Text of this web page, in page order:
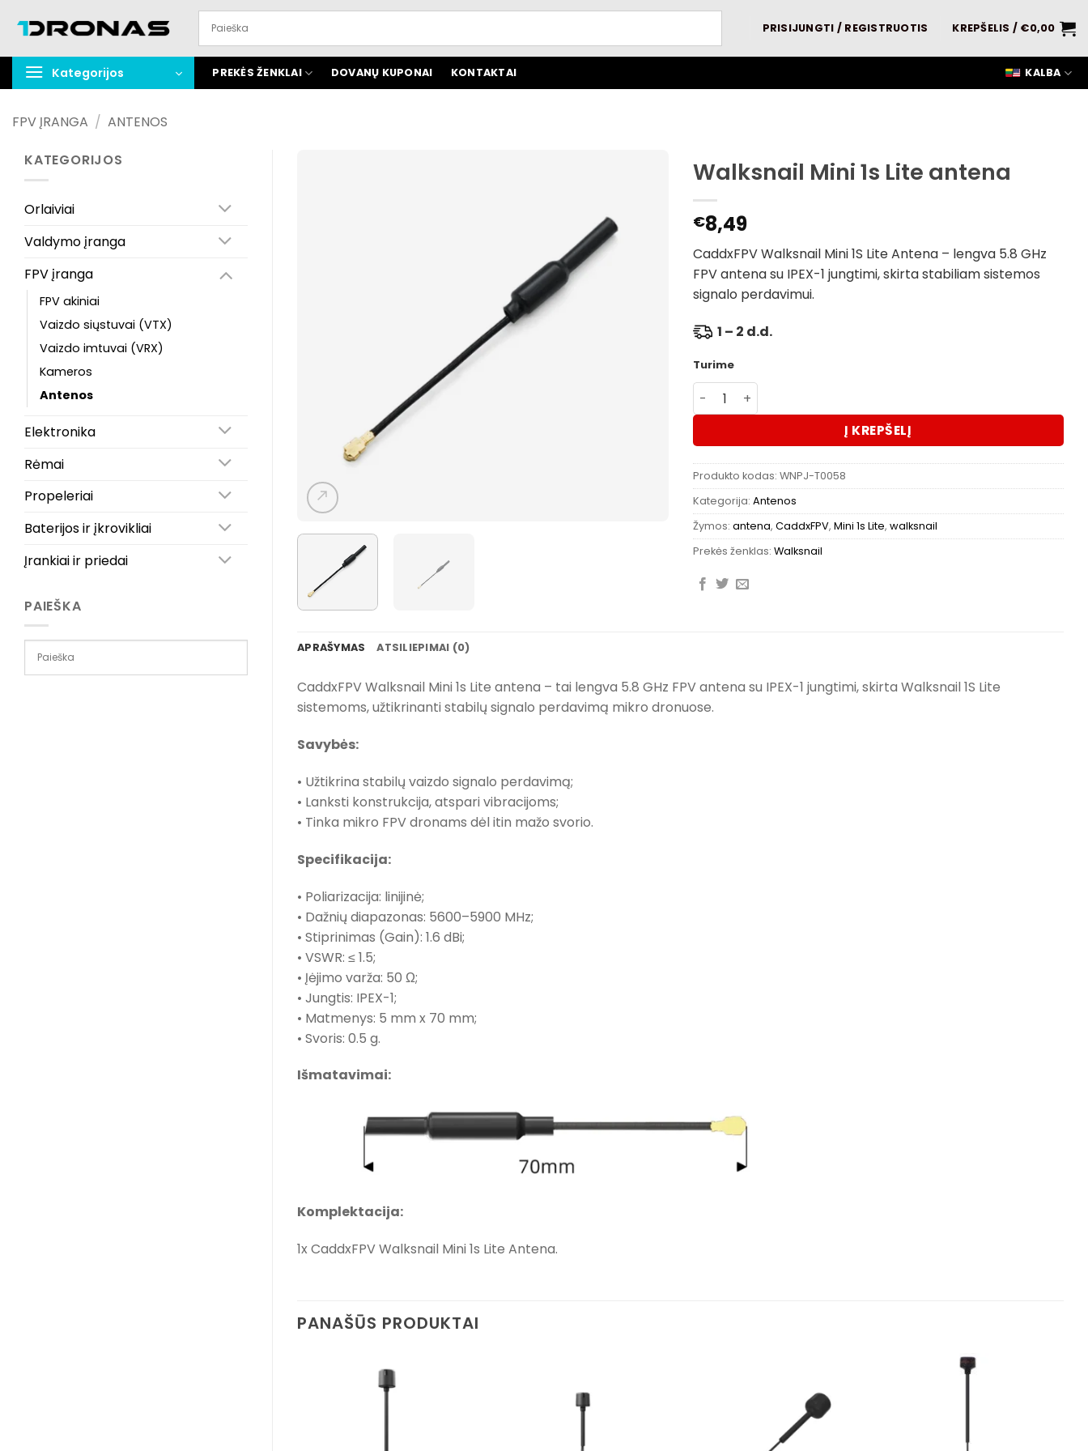
turinį
PRISIJUNGTI / REGISTRUOTIS KREPŠELIS / €0,00
Kategorijos PREKĖS ŽENKLAI DOVANŲ KUPONAI KONTAKTAI KALBA
FPV ĮRANGA / ANTENOS
KATEGORIJOS
Orlaiviai
Valdymo įranga
FPV įranga
FPV akiniai
Vaizdo siųstuvai (VTX)
Vaizdo imtuvai (VRX)
Kameros
Antenos
Elektronika
Rėmai
Propeleriai
Baterijos ir įkrovikliai
Įrankiai ir priedai
PAIEŠKA
Walksnail Mini 1s Lite antena
€8,49
CaddxFPV Walksnail Mini 1S Lite Antena – lengva 5.8 GHz
FPV antena su IPEX-1 jungtimi, skirta stabiliam sistemos
signalo perdavimui.
1 – 2 d.d.
Turime
produkto kiekis: Walksnail Mini 1s Lite antena
Į KREPŠELĮ
Produkto kodas: WNPJ-T0058
Kategorija: Antenos
Žymos: antena, CaddxFPV, Mini 1s Lite, walksnail
Prekės ženklas: Walksnail
APRAŠYMAS ATSILIEPIMAI (0)
CaddxFPV Walksnail Mini 1s Lite antena – tai lengva 5.8 GHz FPV antena su IPEX-1 jungtimi, skirta Walksnail 1S Lite
sistemoms, užtikrinanti stabilų signalo perdavimą mikro dronuose.
Savybės:
• Užtikrina stabilų vaizdo signalo perdavimą;
• Lanksti konstrukcija, atspari vibracijoms;
• Tinka mikro FPV dronams dėl itin mažo svorio.
Specifikacija:
• Poliarizacija: linijinė;
• Dažnių diapazonas: 5600–5900 MHz;
• Stiprinimas (Gain): 1.6 dBi;
• VSWR: ≤ 1.5;
• Įėjimo varža: 50 Ω;
• Jungtis: IPEX-1;
• Matmenys: 5 mm x 70 mm;
• Svoris: 0.5 g.
Išmatavimai:
Komplektacija:
1x CaddxFPV Walksnail Mini 1s Lite Antena.
PANAŠŪS PRODUKTAI